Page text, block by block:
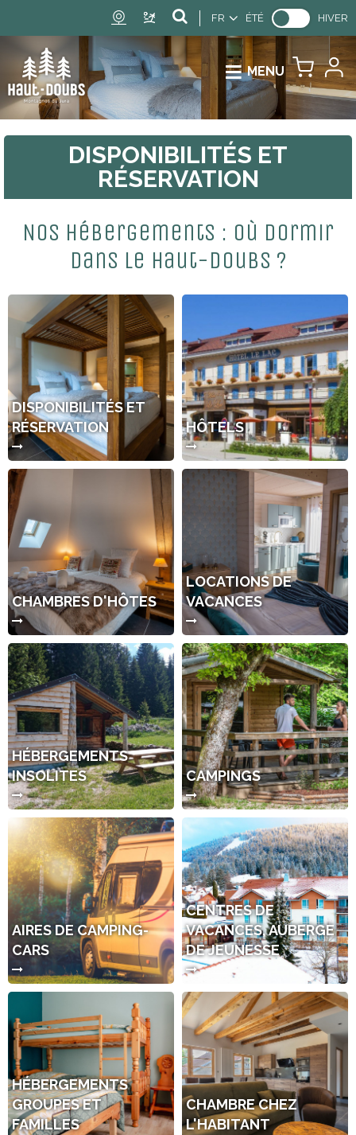
FR ÉTÉ HIVER
MENU
DISPONIBILITÉS ET
RÉSERVATION
Nos hébergements : où dormir
dans le Haut-Doubs ?
DISPONIBILITÉS ET
RÉSERVATION
HÔTELS
CHAMBRES D'HÔTES
LOCATIONS DE
VACANCES
HÉBERGEMENTS
INSOLITES
CAMPINGS
AIRES DE CAMPING-
CARS
CENTRES DE
VACANCES, AUBERGE
DE JEUNESSE
HÉBERGEMENTS
GROUPES ET
FAMILLES
CHAMBRE CHEZ
L'HABITANT